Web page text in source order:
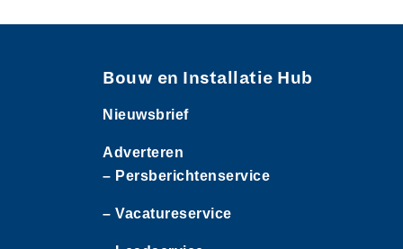
Bouw en Installatie Hub
Nieuwsbrief
Adverteren
– Persberichtenservice
– Vacatureservice